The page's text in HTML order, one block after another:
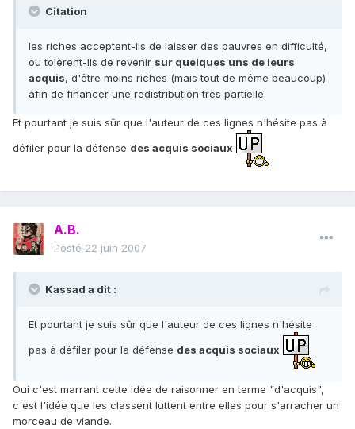
Citation
les riches acceptent-ils de laisser des pauvres en difficulté,
ou tolèrent-ils de revenir sur quelques uns de leurs
acquis, d'être moins riches (mais tout de même beaucoup)
afin de financer une redistribution très partielle.
Et pourtant je suis sûr que l'auteur de ces lignes n'hésite pas à
défiler pour la défense des acquis sociaux
A.B.
Posté 22 juin 2007
Kassad a dit :
Et pourtant je suis sûr que l'auteur de ces lignes n'hésite
pas à défiler pour la défense des acquis sociaux
Oui c'est marrant cette idée de raisonner en terme "d'acquis",
c'est l'idée que les classent luttent entre elles pour s'arracher un
morceau de viande.